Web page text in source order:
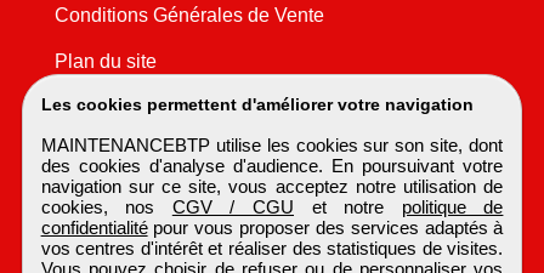
Les cookies permettent d'améliorer votre navigation
MAINTENANCEBTP utilise les cookies sur son site, dont
des cookies d'analyse d'audience. En poursuivant votre
navigation sur ce site, vous acceptez notre utilisation de
cookies, nos CGV / CGU et notre politique de
confidentialitépour vous proposer des services adaptés à
vos centres d'intérêt et réaliser des statistiques de visites.
Vous pouvez choisir de refuser ou de personnaliser vos
Conditions Générales de Vente
Plan du site